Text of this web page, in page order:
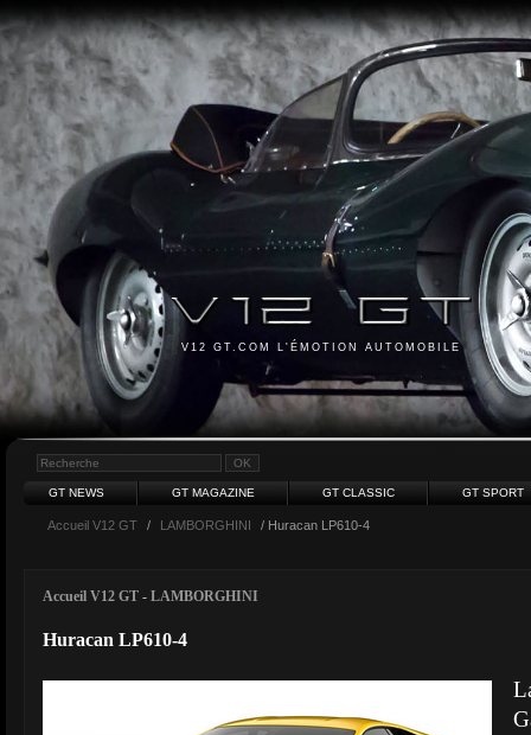
V12 GT.COM L'ÉMOTION AUTOMOBILE
GT NEWS GT MAGAZINE GT CLASSIC GT SPORT
Accueil V12 GT / LAMBORGHINI / Huracan LP610-4
Accueil V12 GT - LAMBORGHINI
Huracan LP610-4